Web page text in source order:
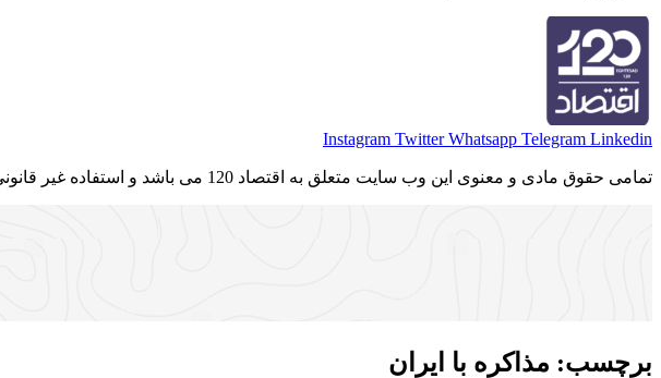
Instagram Twitter Whatsapp Telegram Linkedin
تمامی حقوق مادی و معنوی این وب سایت متعلق به اقتصاد 120 می باشد و استفاده غیر قانونی از آن پیگرد قانونی دارد.
برچسب: مذاکره با ایران